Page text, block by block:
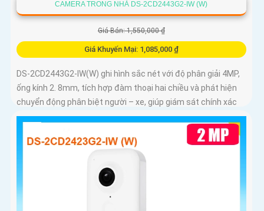
CAMERA TRONG NHÀ DS-2CD2443G2-IW (W)
Giá Bán: 1,550,000 ₫
Giá Khuyến Mại: 1,085,000 ₫
DS-2CD2443G2-IW(W) ghi hình sắc nét với độ phân giải 4MP,
ống kính 2. 8mm, tích hợp đàm thoại hai chiều và phát hiện
chuyển động phân biệt người – xe, giúp giám sát chính xác